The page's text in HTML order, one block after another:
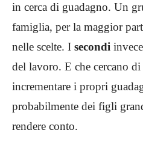
in cerca di guadagno. Un
famiglia, per la maggior
nelle scelte. I secondi
del lavoro. E che cercano di
incrementare i propri
probabilmente dei figli
rendere conto.